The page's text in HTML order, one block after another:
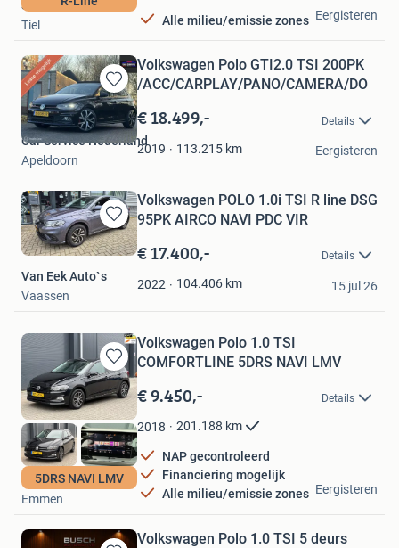
Alle milieu/emissie zones
SpotOn Cars
Tiel
Eergisteren
Bewaren
in
Mijn
Favorieten
Volkswagen Polo GTI2.0 TSI 200PK
/ACC/CARPLAY/PANO/CAMERA/DO
€ 18.499,- Details
2019 113.215 km
Car Service Nederland
Apeldoorn
Eergisteren
Bewaren
in
Favorieten
Volkswagen POLO 1.0i TSI R line DSG
95PK AIRCO NAVI PDC VIR
€ 17.400,- Details
2022 104.406 km
Van Eek Auto`s
Vaassen
15 jul 26
Bewaren
in
Mijn
Favorieten
5DRS NAVI LMV
Volkswagen Polo 1.0 TSI
COMFORTLINE 5DRS NAVI LMV
€ 9.450,- Details
2018 201.188 km
NAP gecontroleerd
Financiering mogelijk
Alle milieu/emissie zones
MJ Automotive
Emmen
Eergisteren
Volkswagen Polo 1.0 TSI 5 deurs